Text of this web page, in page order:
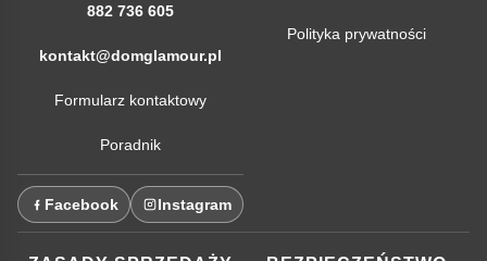
882 736 605
kontakt@domglamour.pl
Formularz kontaktowy
Poradnik
Facebook Instagram
Polityka prywatności